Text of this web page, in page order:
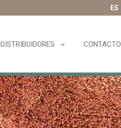
ES
DISTRIBUIDORES CONTACTO